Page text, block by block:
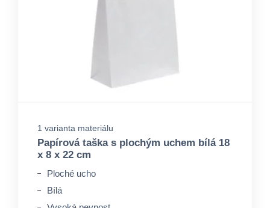
1 varianta materiálu
Papírová taška s plochým uchem bílá 18
x 8 x 22 cm
Ploché ucho
Bílá